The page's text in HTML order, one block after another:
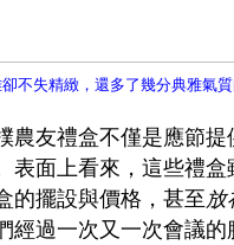
不失精緻，還多了幾分典雅氣
農友禮盒不僅是應節
表面上看來，這些禮
的擺設與價格，甚至
經過一次又一次會議